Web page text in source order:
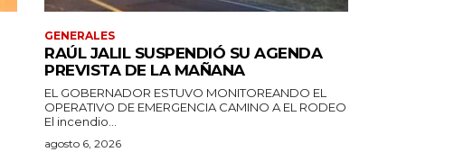
GENERALES
RAÚL JALIL SUSPENDIÓ SU AGENDA
PREVISTA DE LA MAÑANA
EL GOBERNADOR ESTUVO MONITOREANDO EL
OPERATIVO DE EMERGENCIA CAMINO A EL RODEO
El incendio...
agosto 6, 2026